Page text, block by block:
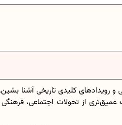
فرمول حجم اشکال
برنامه‌
عادات
کلیدی تاریخی آشنا بشین.
عمیق‌تری از تحولات اجتماعی،